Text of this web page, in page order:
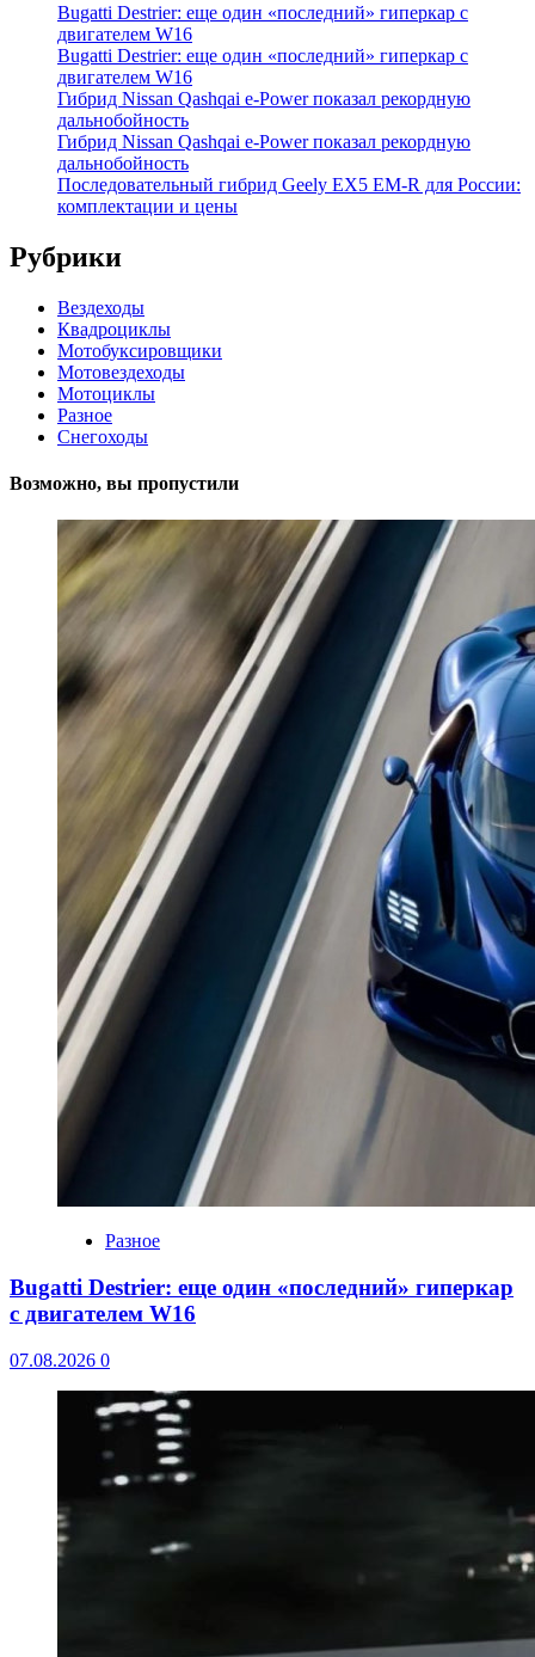
Bugatti Destrier: еще один «последний» гиперкар с
двигателем W16
Bugatti Destrier: еще один «последний» гиперкар с
двигателем W16
Гибрид Nissan Qashqai e-Power показал рекордную
дальнобойность
Гибрид Nissan Qashqai e-Power показал рекордную
дальнобойность
Последовательный гибрид Geely EX5 EM-R для России:
комплектации и цены
Рубрики
Вездеходы
Квадроциклы
Мотобуксировщики
Мотовездеходы
Мотоциклы
Разное
Снегоходы
Возможно, вы пропустили
Разное
Bugatti Destrier: еще один «последний» гиперкар
с двигателем W16
07.08.2026 0